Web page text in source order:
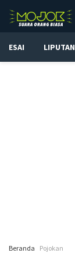
ESAI LIPUTAN
Beranda Pojokan